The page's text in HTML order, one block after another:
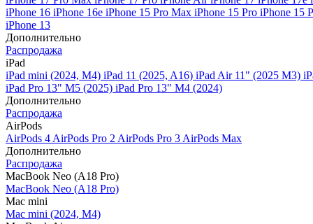
iPhone 16 iPhone 16e iPhone 15 Pro Max iPhone 15 Pro iPhone 15
iPhone 13
Дополнительно
Распродажа
iPad
iPad mini (2024, M4) iPad 11 (2025, A16) iPad Air 11" (2025 M3)
iPad Pro 13" M5 (2025) iPad Pro 13" M4 (2024)
Дополнительно
Распродажа
AirPods
AirPods 4 AirPods Pro 2 AirPods Pro 3 AirPods Max
Дополнительно
Распродажа
MacBook Neo (A18 Pro)
MacBook Neo (A18 Pro)
Mac mini
Mac mini (2024, M4)